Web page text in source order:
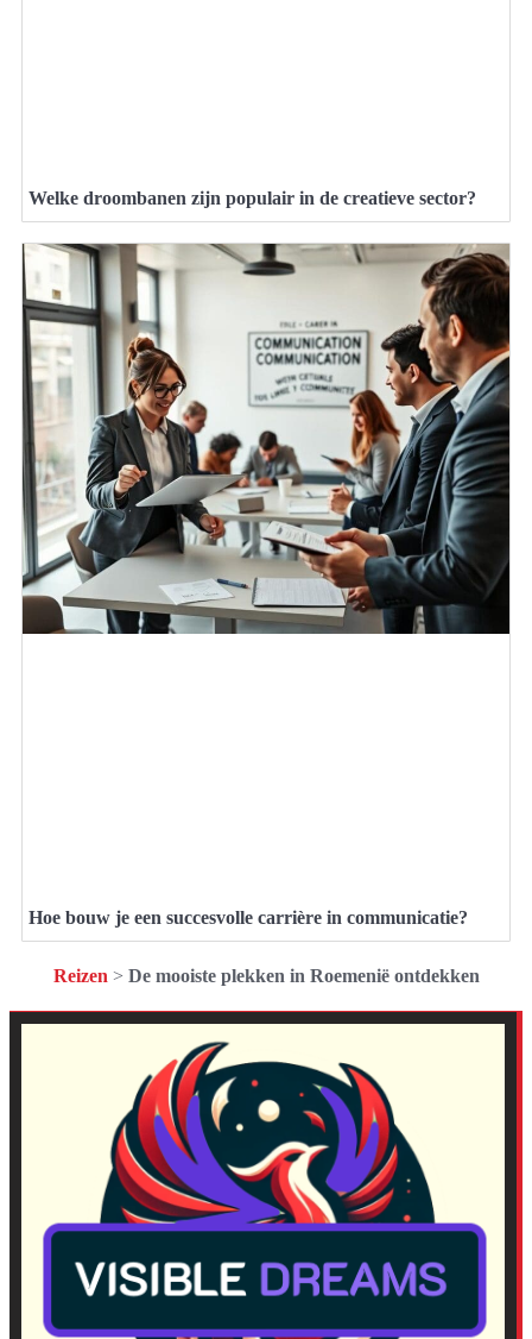
Welke droombanen zijn populair in de creatieve sector?
Hoe bouw je een succesvolle carrière in communicatie?
Reizen > De mooiste plekken in Roemenië ontdekken